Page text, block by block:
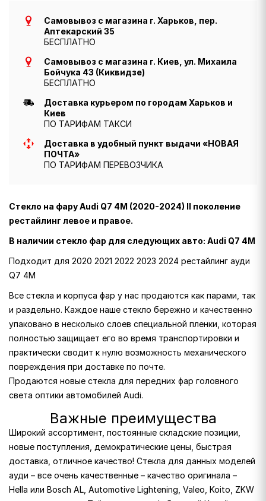
Самовывоз с магазина г. Харьков, пер.
Аптекарский 35
БЕСПЛАТНО
Самовывоз с магазина г. Киев, ул. Михаила
Бойчука 43 (Киквидзе)
БЕСПЛАТНО
Доставка курьером по городам Харьков и
Киев
ПО ТАРИФАМ ТАКСИ
Доставка в удобный пункт выдачи «НОВАЯ
ПОЧТА»
ПО ТАРИФАМ ПЕРЕВОЗЧИКА
Стекло на фару Audi Q7 4M (2020-2024) II поколение
рестайлинг левое и правое.
В наличии стекло фар для следующих авто: Audi Q7 4M
Подходит для 2020 2021 2022 2023 2024 рестайлинг ауди
Q7 4M
Все стекла и корпуса фар у нас продаются как парами, так
и раздельно. Каждое наше стекло бережно и качественно
упаковано в несколько слоев специальной пленки, которая
полностью защищает его во время транспортировки и
практически сводит к нулю возможность механического
повреждения при доставке по почте.
Продаются новые стекла для передних фар головного
света оптики автомобилей Audi.
Важные преимущества
Широкий ассортимент, постоянные складские позиции,
новые поступления, демократические цены, быстрая
доставка, отличное качество! Стекла для данных моделей
ауди – все очень качественные – качество оригинала –
Hella или Bosch AL, Automotive Lightening, Valeo, Koito, ZKW